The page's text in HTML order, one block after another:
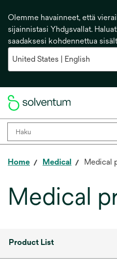
Olemme havainneet, että
sijainnistasi Yhdysvallat.
saadaksesi kohdennettua
Home Medical Medical
Medical
Product List